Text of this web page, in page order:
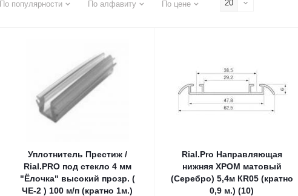
По популярности По алфавиту По цене 20
Уплотнитель Престиж /
Rial.PRO под стекло 4 мм
"Ёлочка" высокий прозр. (
ЧЕ-2 ) 100 м/п (кратно 1м.)
Rial.Pro Направляющая
нижняя ХРОМ матовый
(Серебро) 5,4м КR05 (кратно
0,9 м.) (10)